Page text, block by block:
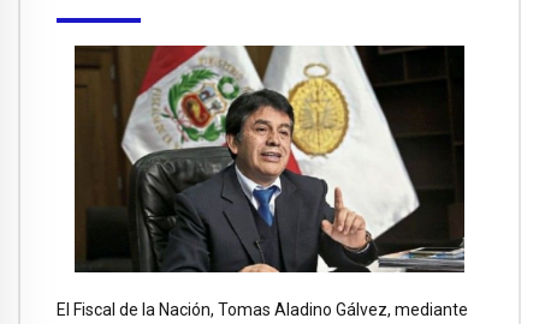
El Fiscal de la Nación, Tomas Aladino Gálvez, mediante